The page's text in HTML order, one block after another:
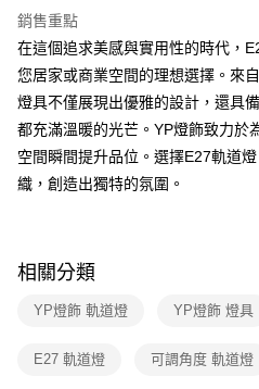
全盈+PAY
AFTEE先享後付
相關說明
【關於「AFTEE先享後付」】
AFTEE先享後付是「在收到商品之後才
便利好安心！
１．簡單：不需註冊會員、不需綁卡、
２．便利：只要手機號碼，簡訊認證，即
結帳頁面，進行簡訊認證並確認金額後，
３．收到繳費通知簡訊後14天內，點擊
※ 請注意：結帳手續完成當下不需立刻
銷售重點
在這個追求美感與實用性的時代，
您居家或商業空間的理想選擇。來
燈具不僅展現出優雅的設計，還具
都充滿溫暖的光芒。YP燈飾致力於
空間瞬間提升品位。選擇E27軌道
織，創造出獨特的氛圍。
相關分類
YP燈飾 軌道燈 YP燈飾 燈具
E27 軌道燈 可調角度 軌道燈